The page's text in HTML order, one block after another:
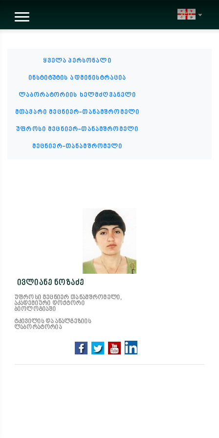
geo
ყველა პერსონალი
ინსტიტუტის ადმინისტრაცია
ლაბორატორიის ხელმძღვანელი
მთავარი მეცნიერ-თანამშრომელი
უფროსი მეცნიერ-თანამშრომელი
მეცნიერ-თანამშრომელი
ივლიანე ნოზაძე
უფროსი მეცნიერ თანამშრომელი,
აკადემიური დოქტორი
ბიოლოგიაში
ტკივილის და ანალგეზიის
ლაბორატორია